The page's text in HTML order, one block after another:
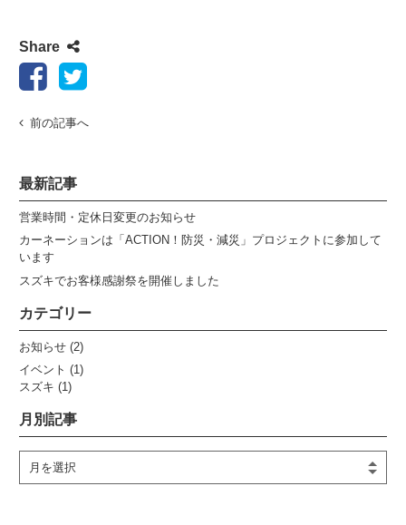
Share
前の記事へ
最新記事
営業時間・定休日変更のお知らせ
カーネーションは「ACTION！防災・減災」プロジェクトに参加して
います
スズキでお客様感謝祭を開催しました
カテゴリー
お知らせ (2)
イベント (1)
スズキ (1)
月別記事